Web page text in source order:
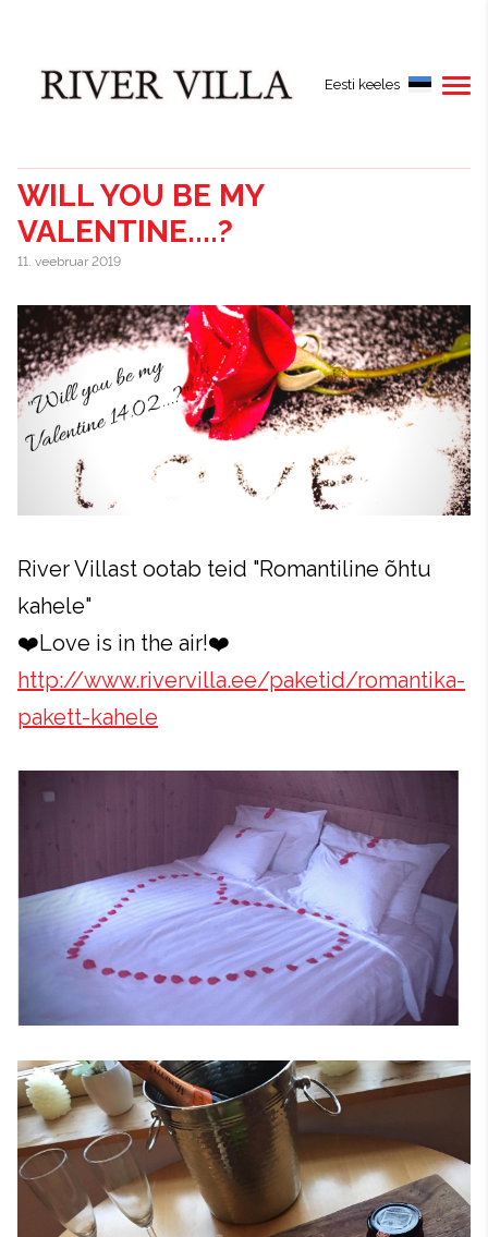
Eesti keeles
WILL YOU BE MY
VALENTINE....?
11. veebruar 2019
River Villast ootab teid "Romantiline õhtu
kahele"
❤️Love is in the air!❤️
http://www.rivervilla.ee/paketid/romantika-
pakett-kahele